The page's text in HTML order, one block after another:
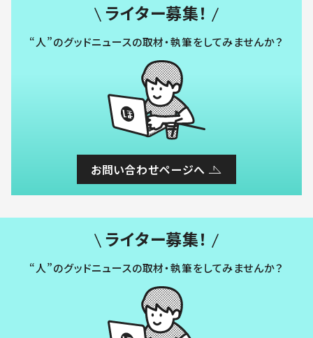
ライター募集！
“人”のグッドニュースの取材・執筆をしてみませんか？
お問い合わせページへ
ライター募集！
“人”のグッドニュースの取材・執筆をしてみませんか？